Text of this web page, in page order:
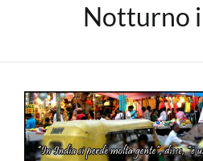
Notturno